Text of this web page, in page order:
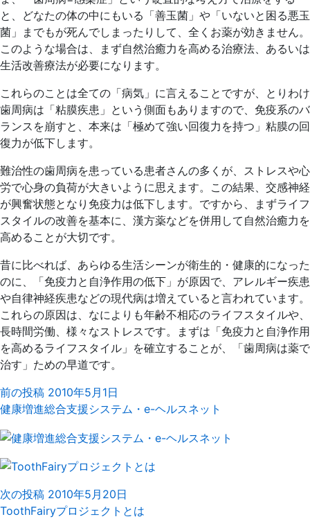
と、どなたの体の中にもいる「善玉菌」や「いないと困る悪玉
菌」までもが死んでしまったりして、全くお薬が効きません。
このような場合は、まず自然治癒力を高める治療法、あるいは
生活改善療法が必要になります。
これらのことは全ての「病気」に言えることですが、とりわけ
歯周病は「粘膜疾患」という側面もありますので、免疫系のバ
ランスを崩すと、本来は「極めて強い回復力を持つ」粘膜の回
復力が低下します。
難治性の歯周病を患っている患者さんの多くが、ストレスや心
労で心身の負荷が大きいように思えます。この結果、交感神経
が興奮状態となり免疫力は低下します。ですから、まずライフ
スタイルの改善を基本に、漢方薬などを併用して自然治癒力を
高めることが大切です。
昔に比べれば、あらゆる生活シーンが衛生的・健康的になった
のに、「免疫力と自浄作用の低下」が原因で、アレルギー疾患
や自律神経疾患などの現代病は増えていると言われています。
これらの原因は、なによりも年齢不相応のライフスタイルや、
長時間労働、様々なストレスです。まずは「免疫力と自浄作用
を高めるライフスタイル」を確立することが、「歯周病は薬で
治す」ための早道です。
前の投稿 2010年5月1日
健康増進総合支援システム・e-ヘルスネット
次の投稿 2010年5月20日
ToothFairyプロジェクトとは